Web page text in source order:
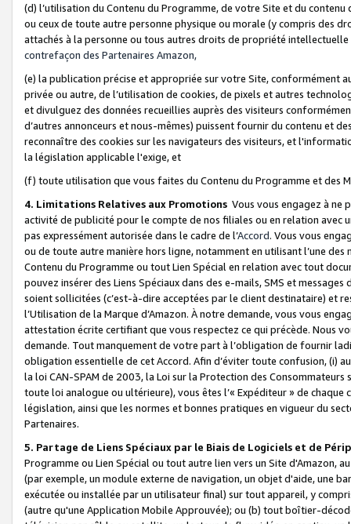
(d) l’utilisation du Contenu du Programme, de votre Site et du
ou ceux de toute autre personne physique ou morale (y compris des
attachés à la personne ou tous autres droits de propriété
contrefaçon des Partenaires Amazon,
(e) la publication précise et appropriée sur votre Site, conformément
privée ou autre, de l’utilisation de cookies, de pixels et autres
et divulguez des données recueillies auprès des visiteurs
d’autres annonceurs et nous-mêmes) puissent fournir du contenu et
reconnaître des cookies sur les navigateurs des visiteurs, et
la législation applicable l'exige, et
(f) toute utilisation que vous faites du Contenu du Programme et des
4. Limitations Relatives aux Promotions Vous vous engagez à ne
activité de publicité pour le compte de nos filiales ou en relation avec
pas expressément autorisée dans le cadre de l’Accord. Vous vous
ou de toute autre manière hors ligne, notamment en utilisant l’une
Contenu du Programme ou tout Lien Spécial en relation avec tout
pouvez insérer des Liens Spéciaux dans des e-mails, SMS et
soient sollicitées (c’est-à-dire acceptées par le client destinataire) et
l’Utilisation de la Marque d’Amazon. À notre demande, vous vous
attestation écrite certifiant que vous respectez ce qui précède. Nous
demande. Tout manquement de votre part à l’obligation de fournir
obligation essentielle de cet Accord. Afin d’éviter toute confusion, (i)
la loi CAN-SPAM de 2003, la Loi sur la Protection des
toute loi analogue ou ultérieure), vous êtes l’« Expéditeur » de
législation, ainsi que les normes et bonnes pratiques en vigueur du
Partenaires.
5. Partage de Liens Spéciaux par le Biais de Logiciels et de
Programme ou Lien Spécial ou tout autre lien vers un Site d'Amazon,
(par exemple, un module externe de navigation, un objet d'aide, une
exécutée ou installée par un utilisateur final) sur tout appareil, y
(autre qu'une Application Mobile Approuvée); ou (b) tout boîtier-